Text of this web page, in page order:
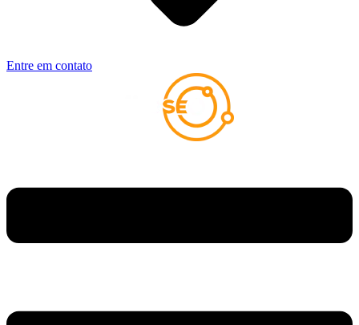
Entre em contato